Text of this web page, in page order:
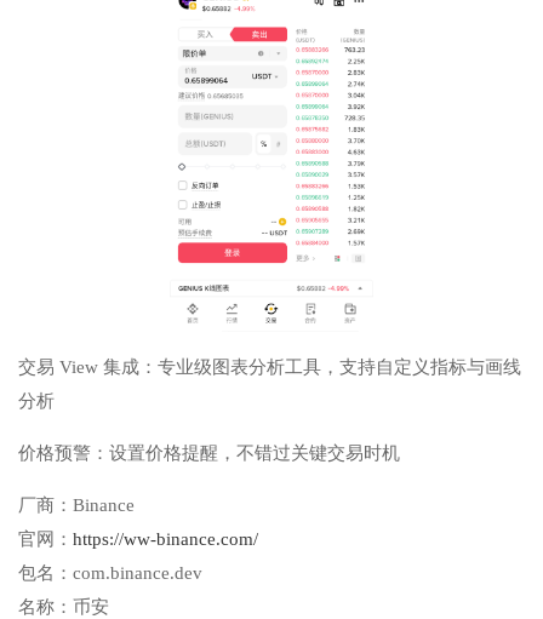
交易 View 集成：专业级图表分析工具，支持自定义指标与画线
分析
价格预警：设置价格提醒，不错过关键交易时机
厂商： Binance
官网： https://ww-binance.com/
包名： com.binance.dev
名称： 币安